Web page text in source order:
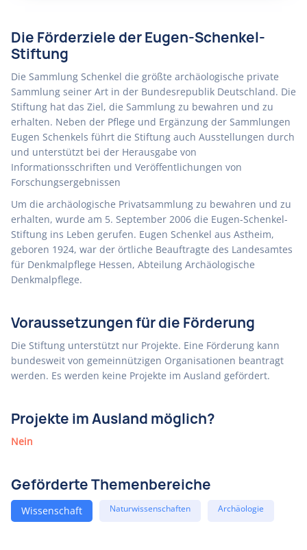
Die Förderziele der Eugen-Schenkel-
Stiftung
Die Sammlung Schenkel die größte archäologische private
Sammlung seiner Art in der Bundesrepublik Deutschland. Die
Stiftung hat das Ziel, die Sammlung zu bewahren und zu
erhalten. Neben der Pflege und Ergänzung der Sammlungen
Eugen Schenkels führt die Stiftung auch Ausstellungen durch
und unterstützt bei der Herausgabe von
Informationsschriften und Veröffentlichungen von
Forschungsergebnissen
Um die archäologische Privatsammlung zu bewahren und zu
erhalten, wurde am 5. September 2006 die Eugen-Schenkel-
Stiftung ins Leben gerufen. Eugen Schenkel aus Astheim,
geboren 1924, war der örtliche Beauftragte des Landesamtes
für Denkmalpflege Hessen, Abteilung Archäologische
Denkmalpflege.
Voraussetzungen für die Förderung
Die Stiftung unterstützt nur Projekte. Eine Förderung kann
bundesweit von gemeinnützigen Organisationen beantragt
werden. Es werden keine Projekte im Ausland gefördert.
Projekte im Ausland möglich?
Nein
Geförderte Themenbereiche
Wissenschaft Naturwissenschaften Archäologie